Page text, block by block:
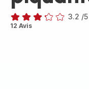
ratings.3.2
3.2 /5
12 Avis